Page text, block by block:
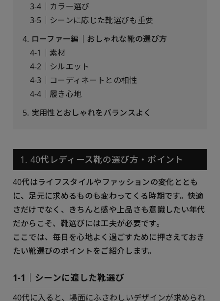
3-4｜カラー選び
3-5｜シーンに応じた靴選びも重要
4. ローファー編｜おしゃれな靴の選び方
4-1｜素材
4-2｜シルエット
4-3｜コーディネートとの相性
4-4｜履き心地
5. 実用性とおしゃれをバランスよく
1. 40代レディース靴の選び方・ポイント
40代はライフスタイルやファッションの変化ととも
に、足元に求めるものも変わってくる時期です。快適
さだけでなく、きちんと感や上品さも意識したい年代
だからこそ、靴選びには工夫が必要です。
ここでは、毎日を心地よく過ごすために押さえておき
たい靴選びのポイントをご紹介します。
1-1｜シーンに適した靴選び
40代に入ると、場面にふさわしいデザインが求められ